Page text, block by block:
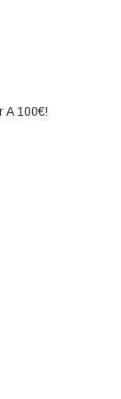
A 100€!
PHILIPS
DE